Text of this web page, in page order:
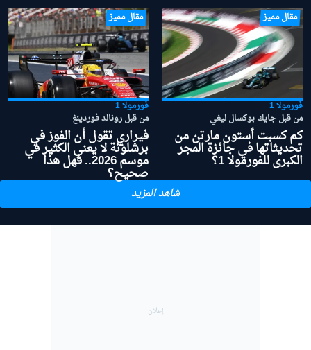
مقال مميز
فورمولا 1
من قبل جايك بوكسال ليغي
كم كسبت أستون مارتن من
تحديثاتها في جائزة المجر
الكبرى للفورمولا 1؟
مقال مميز
فورمولا 1
من قبل رونالد فوردينغ
فيراري تقول أن الفوز في
برشلونة لا يعني الكثير في
موسم 2026.. فهل هذا
صحيح؟
شاهد المزيد